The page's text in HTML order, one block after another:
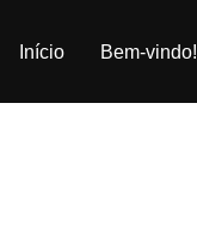
Início Bem-vindo!